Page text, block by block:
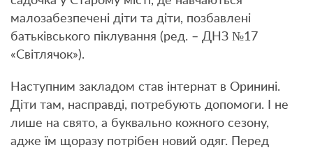
малозабезпечені діти та діти, позбавлені
батьківського піклування (ред. – ДНЗ №17
«Світлячок»).
Наступним закладом став інтернат в Оринині.
Діти там, насправді, потребують допомоги. І не
лише на свято, а буквально кожного сезону,
адже їм щоразу потрібен новий одяг. Перед